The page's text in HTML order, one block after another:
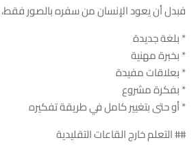
فبدل أن يعود الإنسان من سفره بالصور
* بلغة جديدة
* بخبرة مهنية
* بعلاقات مفيدة
* بفكرة مشروع
* أو حتى بتغيير كامل في طريقة تفكيره
## التعلم خارج القاعات التقليدية